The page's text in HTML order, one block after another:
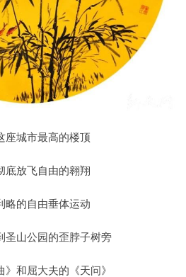
座城市最高的楼顶
底放飞自由的翱翔
略的自由垂体运动
圣山公园的歪脖子树旁
和屈大夫的《天问》